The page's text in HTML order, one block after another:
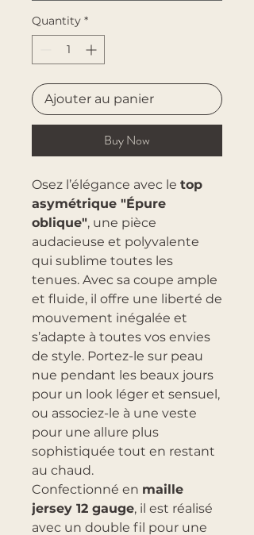
Quantity *
Ajouter au panier
Buy Now
Osez l’élégance avec le top
asymétrique "Épure
oblique", une pièce
audacieuse et polyvalente
qui sublime toutes les
tenues. Avec sa coupe ample
et fluide, il offre une liberté de
mouvement inégalée et
s’adapte à toutes vos envies
de style. Portez-le sur peau
nue pendant les beaux jours
pour un look léger et sensuel,
ou associez-le à une veste
pour une allure plus
sophistiquée tout en restant
au chaud.
Confectionné en maille
jersey 12 gauge, il est réalisé
avec un double fil pour une